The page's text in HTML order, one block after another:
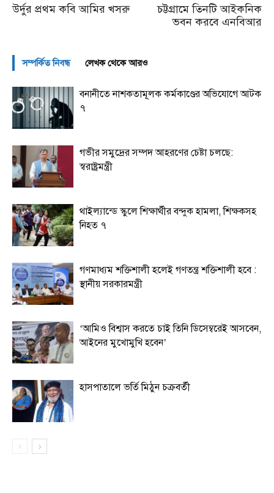
উর্দুর প্রথম কবি আমির খসরু
চট্টগ্রামে তিনটি আইকনিক
ভবন করবে এনবিআর
সম্পর্কিত নিবন্ধ লেখক থেকে আরও
বনানীতে নাশকতামূলক কর্মকাণ্ডের অভিযোগে আটক
৭
গভীর সমুদ্রের সম্পদ আহরণের চেষ্টা চলছে:
স্বরাষ্ট্রমন্ত্রী
থাইল্যান্ডে স্কুলে শিক্ষার্থীর বন্দুক হামলা, শিক্ষকসহ
নিহত ৭
গণমাধ্যম শক্তিশালী হলেই গণতন্ত্র শক্তিশালী হবে :
স্থানীয় সরকারমন্ত্রী
‘আমিও বিশ্বাস করতে চাই তিনি ডিসেম্বরেই আসবেন,
আইনের মুখোমুখি হবেন’
হাসপাতালে ভর্তি মিঠুন চক্রবর্তী